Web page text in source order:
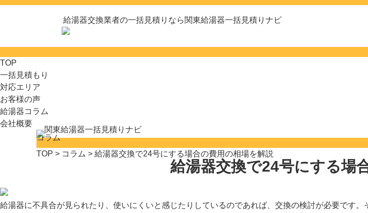
給湯器交換業者の一括見積りなら関東給湯器一括見積りナビ
TOP
一括見積もり
対応エリア
お客様の声
給湯器コラム
会社概要
コラム
TOP > コラム > 給湯器交換で24号にする場合の費用の相場を解説
給湯器交換で24号にする場
給湯器に不具合が見られたり、使いにくいと感じたりしているのであれば、交換の検討が必要です